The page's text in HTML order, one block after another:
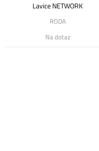
Lavice NETWORK
RODA
Na dotaz